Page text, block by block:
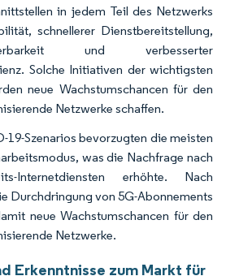
in jedem Teil des Netzwerks
schnellerer Dienstbereitstellung,
und verbesserter
Solche Initiativen der wichtigsten
neue Wachstumschancen für den
Netzwerke schaffen.
19-Szenarios bevorzugten die meisten
was die Nachfrage nach
Internetdiensten erhöhte. Nach
Durchdringung von 5G-Abonnements
neue Wachstumschancen für den
Netzwerke.
Erkenntnisse zum Markt für